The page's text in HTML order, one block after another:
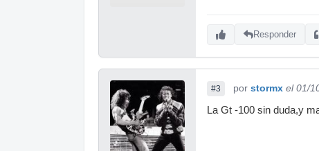
Responder
#3 por stormx el 01/
La Gt -100 sin duda,y